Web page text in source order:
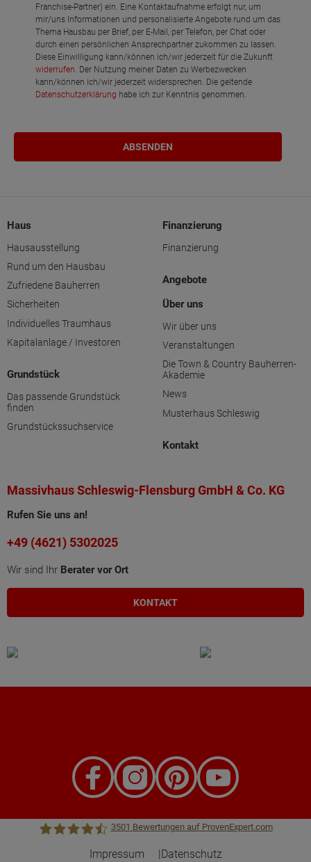
Franchise-Partner) ein. Eine Kontaktaufnahme erfolgt nur, um
mir/uns Informationen und personalisierte Angebote rund um das
Thema Hausbau per Brief, per E-Mail, per Telefon, per Chat oder
durch einen persönlichen Ansprechpartner zukommen zu lassen.
Diese Einwilligung kann/können ich/wir jederzeit für die Zukunft
widerrufen . Der Nutzung meiner Daten zu Werbezwecken
kann/können ich/wir jederzeit widersprechen. Die geltende
Datenschutzerklärung habe ich zur Kenntnis genommen.
Haus
Hausausstellung
Rund um den Hausbau
Zufriedene Bauherren
Sicherheiten
Individuelles Traumhaus
Kapitalanlage / Investoren
Grundstück
Das passende Grundstück
finden
Grundstückssuchservice
Finanzierung
Finanzierung
Angebote
Über uns
Wir über uns
Veranstaltungen
Die Town & Country Bauherren-
Akademie
News
Musterhaus Schleswig
Kontakt
Massivhaus Schleswig-Flensburg GmbH & Co. KG
Rufen Sie uns an!
+49 (4621) 5302025
Wir sind Ihr Berater vor Ort
KONTAKT
3501 Bewertungen auf ProvenExpert.com
Impressum Datenschutz